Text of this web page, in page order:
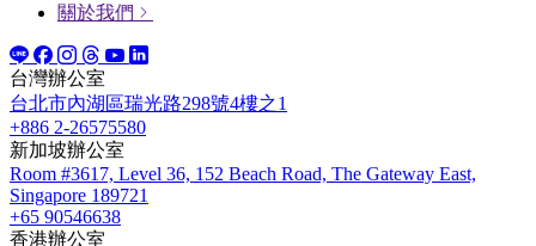
關於我們
台灣辦公室
台北市內湖區瑞光路298號4樓之1
+886 2-26575580
新加坡辦公室
Room #3617, Level 36, 152 Beach Road, The Gateway East,
Singapore 189721
+65 90546638
香港辦公室